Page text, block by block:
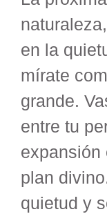
en la
mírate
grande.
entre tu
expansión
plan
quietud y